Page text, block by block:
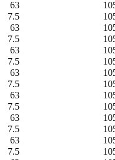
63
7.5
63
7.5
63
7.5
63
7.5
63
7.5
63
7.5
63
7.5